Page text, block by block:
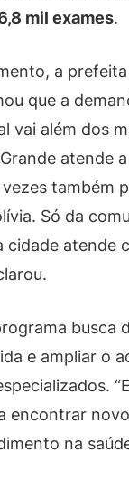
mil exames.
a prefeita
que a
vai além dos
atende
também
Só da
cidade atende
busca
e ampliar o
encontrar
na